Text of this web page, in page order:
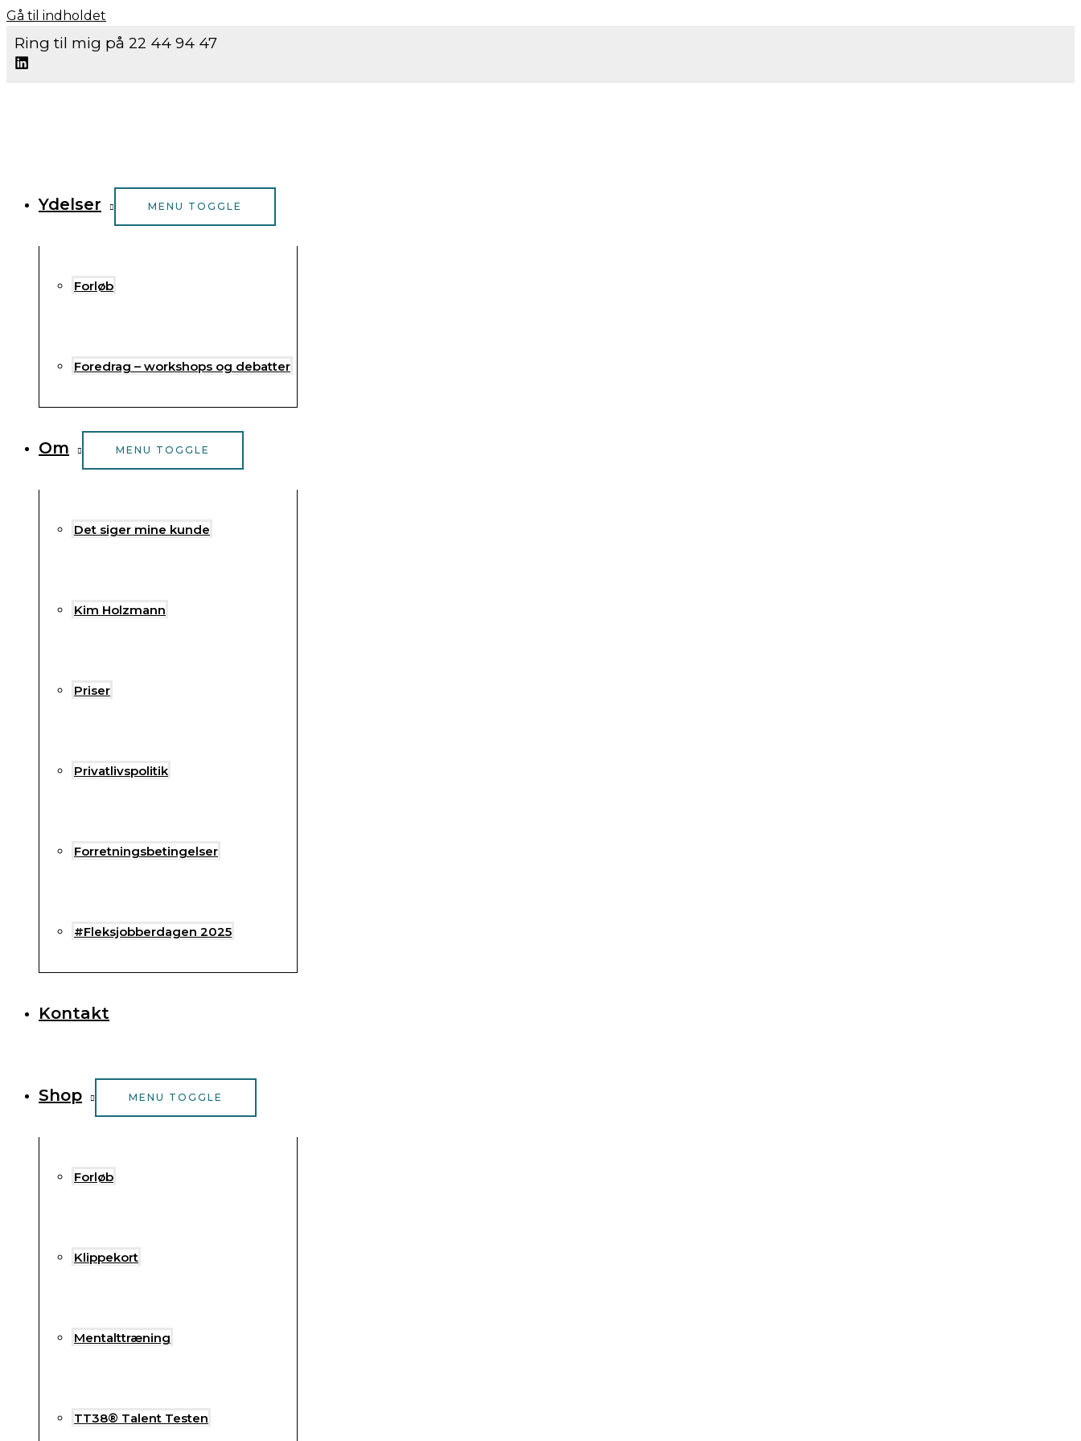
Gå til indholdet
Ring til mig på 22 44 94 47
Ydelser MENU TOGGLE
Forløb
Foredrag – workshops og debatter
Om MENU TOGGLE
Det siger mine kunde
Kim Holzmann
Priser
Privatlivspolitik
Forretningsbetingelser
#Fleksjobberdagen 2025
Kontakt
Shop MENU TOGGLE
Forløb
Klippekort
Mentalttræning
TT38® Talent Testen